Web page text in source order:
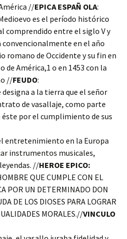
//EPICA ESPAÑ OLA:
es el período histórico
comprendido entre el siglo V y
convencionalmente en el año
romano de Occidente y su fin en
de América,1 o en 1453 con la
//FEUDO:
designa a la tierra que el señor
de vasallaje, como parte
éste por el cumplimiento de sus
entretenimiento en la Europa
instrumentos musicales,
//HEROE EPICO:
QUE CUMPLE CON EL
POR UN DETERMINADO DON
DE LOS DIOSES PARA LOGRAR
MORALES.//VINCULO